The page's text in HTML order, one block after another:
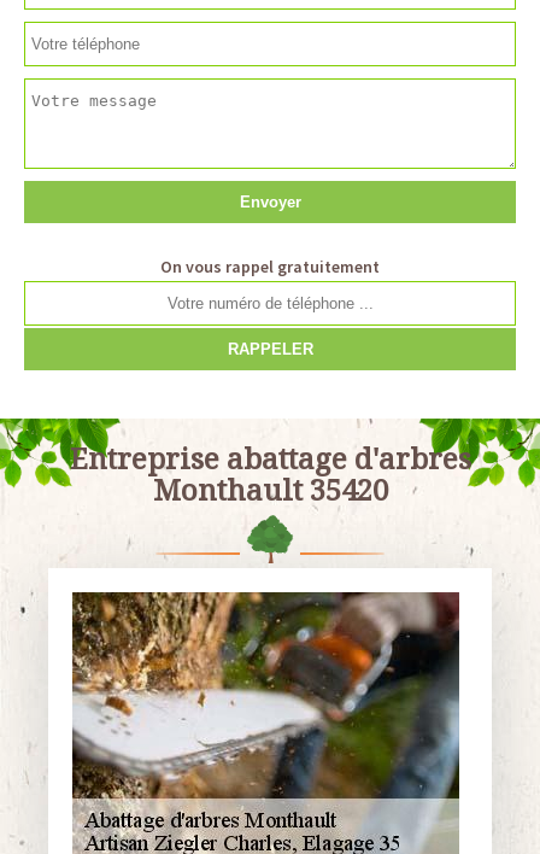
On vous rappel gratuitement
Entreprise abattage d'arbres
Monthault 35420